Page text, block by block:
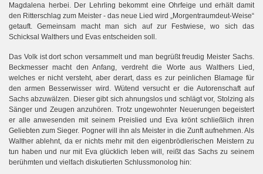
Magdalena herbei. Der Lehrling bekommt eine Ohrfeige und erhält damit
den Ritterschlag zum Meister - das neue Lied wird „Morgentraumdeut-Weise“
getauft. Gemeinsam macht man sich auf zur Festwiese, wo sich das
Schicksal Walthers und Evas entscheiden soll.
Das Volk ist dort schon versammelt und man begrüßt freudig Meister Sachs.
Beckmesser macht den Anfang, verdreht die Worte aus Walthers Lied,
welches er nicht versteht, aber derart, dass es zur peinlichen Blamage für
den armen Besserwisser wird. Wütend versucht er die Autorenschaft auf
Sachs abzuwälzen. Dieser gibt sich ahnungslos und schlägt vor, Stolzing als
Sänger und Zeugen anzuhören. Trotz ungewohnter Neuerungen begeistert
er alle anwesenden mit seinem Preislied und Eva krönt schließlich ihren
Geliebten zum Sieger. Pogner will ihn als Meister in die Zunft aufnehmen. Als
Walther ablehnt, da er nichts mehr mit den eigenbrödlerischen Meistern zu
tun haben und nur mit Eva glücklich leben will, reißt das Sachs zu seinem
berühmten und vielfach diskutierten Schlussmonolog hin: